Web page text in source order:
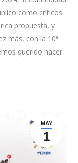
como críticos
propuesta, y
más, con la 10ª
querido hacer
MAY
1